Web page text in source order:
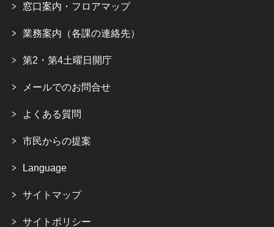
窓口案内・フロアマップ
業務案内（各課の連絡先）
第2・第4土曜日開庁
メールでのお問合せ
よくある質問
市民からの提案
Language
サイトマップ
サイトポリシー